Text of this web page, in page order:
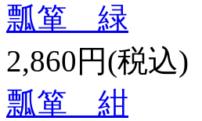
瓢箪 緑
2,860円(税込)
瓢箪 紺